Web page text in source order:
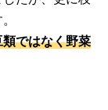
ではなく野菜